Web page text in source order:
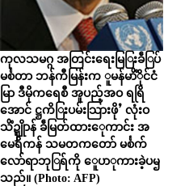
ကုလသမဂ္ဂ အတြင်းရေးမြြးခဵြပ်
မင်္စတာ ဘန်ကီမြန်းက ူမန်မာိံိုင်ငံ
မြာ ဒီမိုကရေစီ အူပည့်အဝ ရရြိ
အောင် ဋ္ဌကိြးပမ်းသြားဖိုႛ လုံးဝ
သိံဍ္ဍှိူာန် ခဵမြတ်ထားေုကာင်း အ
မေရိကန် သမတကတော် မင်္စက်
လော်ရာဘုြရ်ကို ေူပာုကားခဲ့ပၝ
သည်။ (Photo: AFP)